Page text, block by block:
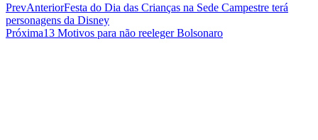
PrevAnteriorFesta do Dia das Crianças na Sede Campestre terá
personagens da Disney
Próxima13 Motivos para não reeleger Bolsonaro